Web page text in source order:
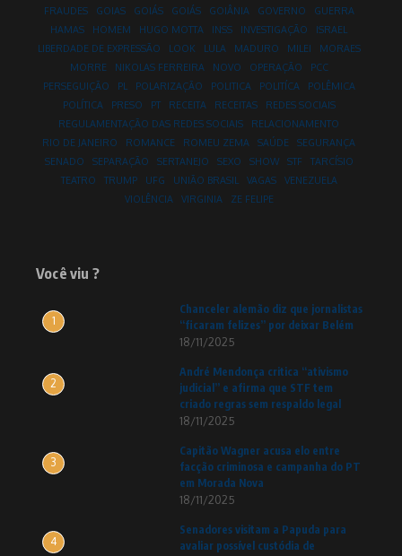
FRAUDES
GOIAS GOIÁS GOIÁS GOIÂNIA GOVERNO
GUERRA
HAMAS
HOMEM HUGO MOTTA INSS INVESTIGAÇÃO
ISRAEL
LIBERDADE DE EXPRESSÃO
LOOK LULA MADURO MILEI
MORAES
MORRE
NIKOLAS FERREIRA NOVO OPERAÇÃO
PCC
PERSEGUIÇÃO
PL POLARIZAÇÃO POLITICA POLITÍCA
POLÊMICA
POLÍTICA
PRESO PT RECEITA RECEITAS
REDES SOCIAIS
REGULAMENTAÇÃO DAS REDES SOCIAIS
RELACIONAMENTO
RIO DE JANEIRO
ROMANCE ROMEU ZEMA SAÚDE
SEGURANÇA
SENADO
SEPARAÇÃO SERTANEJO SEXO SHOW STF
TARCÍSIO
TEATRO
TRUMP UFG UNIÃO BRASIL VAGAS
VENEZUELA
VIOLÊNCIA
VIRGINIA ZE FELIPE
Você viu ?
1
Chanceler alemão diz que jornalistas
“ficaram felizes” por deixar Belém
18/11/2025
2
André Mendonça critica “ativismo
judicial” e afirma que STF tem
criado regras sem respaldo legal
18/11/2025
3
Capitão Wagner acusa elo entre
facção criminosa e campanha do PT
em Morada Nova
18/11/2025
4
Senadores visitam a Papuda para
avaliar possível custódia de